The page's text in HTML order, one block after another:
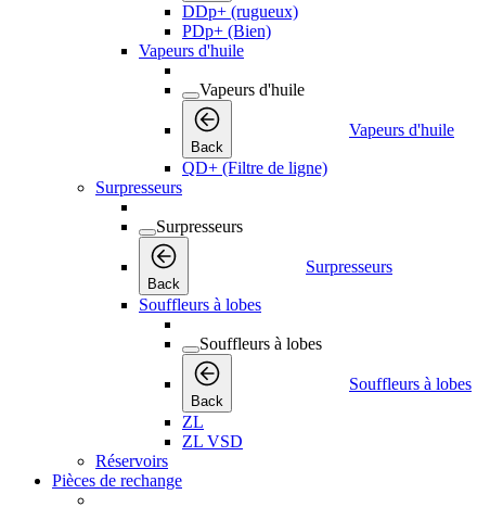
DDp+ (rugueux)
PDp+ (Bien)
Vapeurs d'huile
Vapeurs d'huile
Back
Vapeurs d'huile
QD+ (Filtre de ligne)
Surpresseurs
Surpresseurs
Back
Surpresseurs
Souffleurs à lobes
Souffleurs à lobes
Back
Souffleurs à lobes
ZL
ZL VSD
Réservoirs
Pièces de rechange